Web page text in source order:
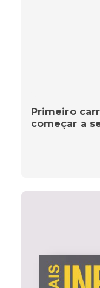
Primeiro
começar a